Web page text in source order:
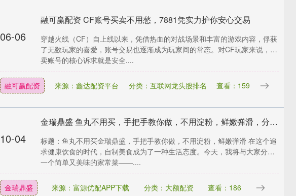
06-06
融可赢配资 CF账号买卖不用愁，7881凭实力护你安心交易
穿越火线（CF）自上线以来，凭借热血的对战场景和丰富的游戏内容，俘获
了无数玩家的喜爱，账号交易也逐渐成为玩家间的常态。对CF玩家来说，买
卖账号的核心诉求就是安全....
融可赢配资 来源：鑫达配资平台 分类：互联网龙头股排名 查看：159
10-04
金瑞鼎盛 鱼丸不用买，手把手教你做，不用淀粉，鲜嫩弹滑，分享做法和技巧
标题：鱼丸不用买金瑞鼎盛，手把手教你做，不用淀粉，鲜嫩弹滑 在这个追
求健康饮食的时代，自制美食成为了一种生活态度。今天，我将与大家分享
一个简单又美味的家常菜——....
金瑞鼎盛 来源：富源优配APP下载 分类：大额配资 查看：186